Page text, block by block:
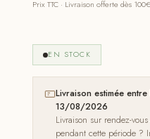
Prix TTC · Livraison offerte dès
EN STOCK
Livraison estimée
13/08/2026
Livraison sur rendez-
pendant cette période ?